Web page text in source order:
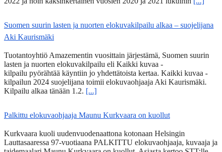
Suomen suurin lasten ja nuorten elokuvakilpailu alkaa – suojelijana
Aki Kaurismäki
Tuotantoyhtiö Amazementin vuosittain järjestämä, Suomen suurin
lasten ja nuorten elokuvakilpailu eli Kaikki kuvaa -
kilpailu pyörähtää käyntiin jo yhdettätoista kertaa. Kaikki kuvaa -
kilpailun 2024 suojelijana toimii elokuvaohjaaja Aki Kaurismäki.
Kilpailu alkaa tänään 1.2. [...]
Palkittu elokuvaohjaaja Maunu Kurkvaara on kuollut
Kurkvaara kuoli uudenvuodenaattona kotonaan Helsingin
Lauttasaaressa 97-vuotiaana PALKITTU elokuvaohjaaja, kuvaaja ja